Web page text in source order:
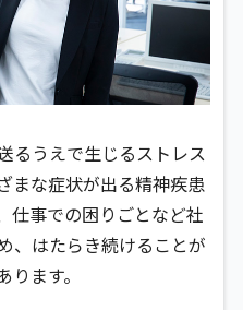
るうえで生じるストレス
まな症状が出る精神疾患
仕事での困りごとなど社
、はたらき続けることが
ます。